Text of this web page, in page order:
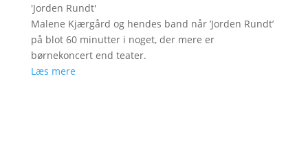
'Jorden Rundt'
Malene Kjærgård og hendes band når ’Jorden Rundt’
på blot 60 minutter i noget, der mere er
børnekoncert end teater.
Læs mere